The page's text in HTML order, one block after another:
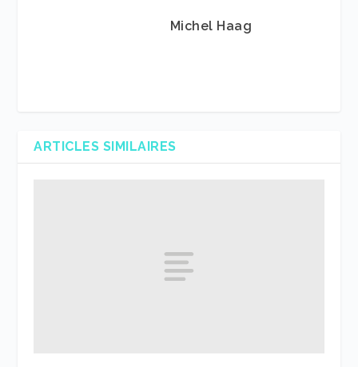
Michel Haag
ARTICLES SIMILAIRES